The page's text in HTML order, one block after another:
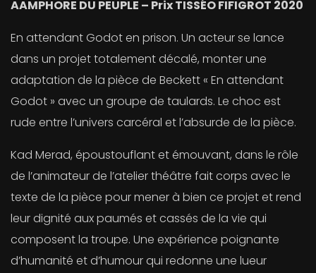
AAMPHORE DU PEUPLE – Prix TISSÉO FIFIGROT 2020
En attendant Godot en prison. Un acteur se lance
dans un projet totalement décalé, monter une
adaptation de la pièce de Beckett « En attendant
Godot » avec un groupe de taulards. Le choc est
rude entre l’univers carcéral et l’absurde de la pièce.
Kad Merad, époustouflant et émouvant, dans le rôle
de l’animateur de l’atelier théâtre fait corps avec le
texte de la pièce pour mener à bien ce projet et rend
leur dignité aux paumés et cassés de la vie qui
composent la troupe. Une expérience poignante
d’humanité et d’humour qui redonne une lueur